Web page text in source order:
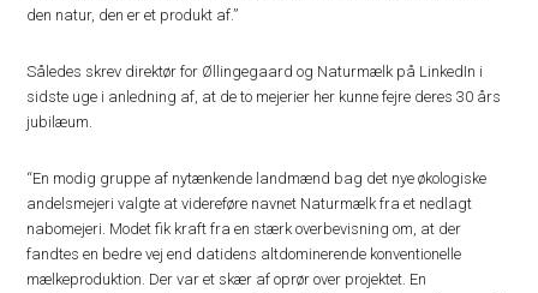
den natur, den er et produkt af.”
Således skrev direktør for Øllingegaard og Naturmælk på LinkedIn i
sidste uge i anledning af, at de to mejerier her kunne fejre deres 30 års
jubilæum.
“En modig gruppe af nytænkende landmænd bag det nye økologiske
andelsmejeri valgte at videreføre navnet Naturmælk fra et nedlagt
nabomejeri. Modet fik kraft fra en stærk overbevisning om, at der
fandtes en bedre vej end datidens altdominerende konventionelle
mælkeproduktion. Der var et skær af oprør over projektet. En